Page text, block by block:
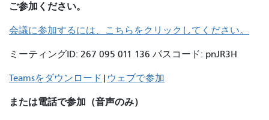
ご参加ください。
会議に参加するには、こちらをクリックしてください。
ミーティングID: 267 095 011 136 パスコード: pnJR3H
Teamsをダウンロード | ウェブで参加
または電話で参加（音声のみ）